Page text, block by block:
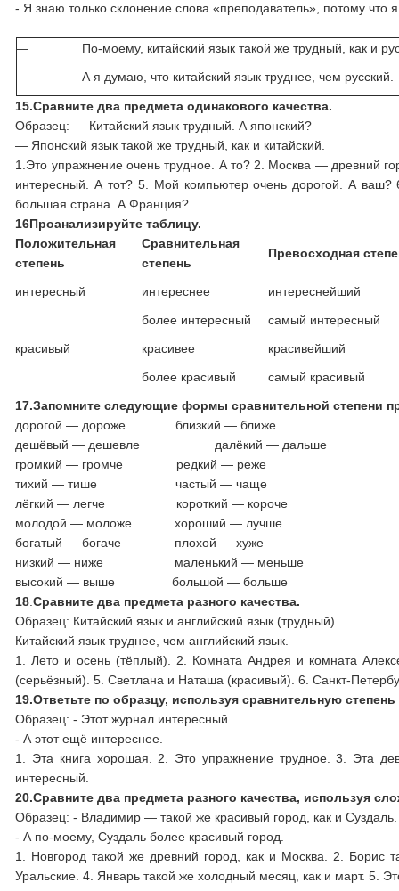
- Я знаю только склонение слова «преподаватель», потому
— По-моему, китайский язык такой же трудный, как и
— А я думаю, что китайский язык труднее, чем русский.
15.Сравните два предмета одинакового качества.
Образец: — Китайский язык трудный. А японский?
— Японский язык такой же трудный, как и китайский.
1.Это упражнение очень трудное. А то? 2. Москва — древний
интересный. А тот? 5. Мой компьютер очень дорогой. А
большая страна. А Франция?
16Проанализируйте таблицу.
Положительная
степень
Сравнительная
степень
Превосходная
интересный
красивый
интереснее
более интересный
красивее
более красивый
интереснейший
самый интересный
красивейший
самый красивый
17.Запомните следующие формы сравнительной степени
дорогой — дороже близкий — ближе
дешёвый — дешевле далёкий — дальше
громкий — громче редкий — реже
тихий — тише частый — чаще
лёгкий — легче короткий — короче
молодой — моложе хороший — лучше
богатый — богаче плохой — хуже
низкий — ниже маленький — меньше
высокий — выше большой — больше
18 .Сравните два предмета разного качества.
Образец: Китайский язык и английский язык (трудный).
Китайский язык труднее, чем английский язык.
1. Лето и осень (тёплый). 2. Комната Андрея и комната
(серьёзный). 5. Светлана и Наташа (красивый). 6. Санкт-
19.Ответьте по образцу, используя сравнительную
Образец: - Этот журнал интересный.
- А этот ещё интереснее.
1. Эта книга хорошая. 2. Это упражнение трудное. 3. Эта
интересный.
20.Сравните два предмета разного качества, используя
Образец: - Владимир — такой же красивый город, как и Суздаль.
- А по-моему, Суздаль более красивый город.
1. Новгород такой же древний город, как и Москва. 2. Борис
Уральские. 4. Январь такой же холодный месяц, как и март. 5.